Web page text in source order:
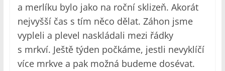
a merlíku bylo jako na roční sklizeň. Akorát
nejvyšší čas s tím něco dělat. Záhon jsme
vypleli a plevel naskládali mezi řádky
s mrkví. Ještě týden počkáme, jestli nevyklíčí
více mrkve a pak možná budeme dosévat.